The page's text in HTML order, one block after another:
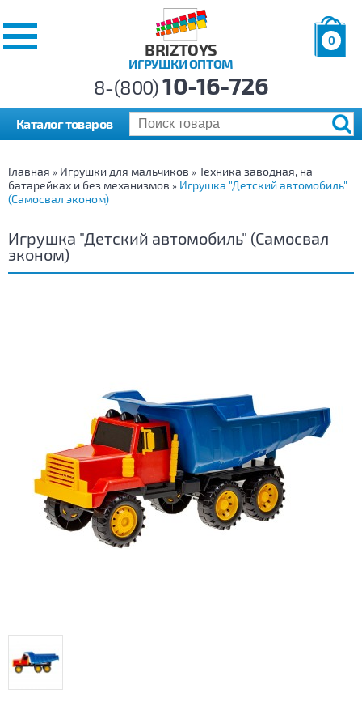
BRIZTOYS
ИГРУШКИ ОПТОМ
0
р.
8-(800)10-16-726
Каталог товаров
Главная » Игрушки для мальчиков » Техника заводная, на
батарейках и без механизмов » Игрушка "Детский автомобиль"
(Самосвал эконом)
Игрушка "Детский автомобиль" (Самосвал
эконом)